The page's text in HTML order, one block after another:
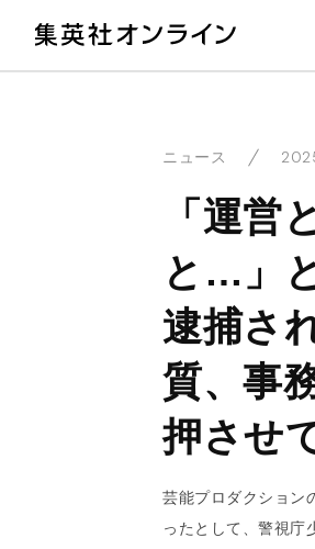
ニュース
「運営
と…」
逮捕さ
質、事
押させ
芸能プロダクション
ったとして、警視庁